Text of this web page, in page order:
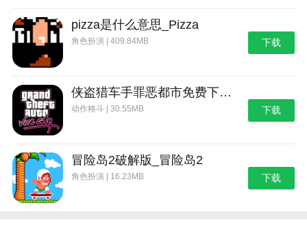
13.中间遇到佛尼嘉德人对战食尸鬼，帮助的话，
会收获吉斯兵种4张卡(吉斯兵有个bug，图书馆复制吉
斯兵到牌组时，会立即招到场上)
王权陨落内置mod菜单新手教程
1、进入游戏跟随左上角的指引建造营地大本营。
家。
3、通过升级大本营可以提升角色的属性，更好的
pizza是什么意思_Pizza
角色扮演 | 409.84MB 下载
侠盗猎车手罪恶都市免费下载_侠盗猎车手：罪恶都市
动作格斗 | 30.55MB 下载
冒险岛2破解版_冒险岛2
角色扮演 | 16.23MB 下载